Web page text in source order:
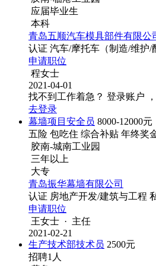
应届毕业生
本科
青岛五顺汽车模具部件有限公
认证 汽车/摩托车（制造/维护/
申请职位
程女士
2021-04-01
找不到工作着急？ 登录账户
去登录
幕墙项目安全员 8000-12000元
五险 包吃住 综合补贴 年终奖
胶南-城南工业园
三年以上
大专
青岛振华幕墙有限公司
认证 房地产开发/建筑与工程
申请职位
王女士 · 主任
2021-02-21
生产技术部技术员 2500元
招聘1人